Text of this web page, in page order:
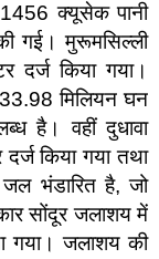
क्यूसेक पानी
गई। मुरूमसिल्ली
दर्ज किया गया।
मिलियन घन
है। वहीं दुधावा
किया गया तथा
भंडारित है, जो
सोंदूर जलाशय में
गया। जलाशय की